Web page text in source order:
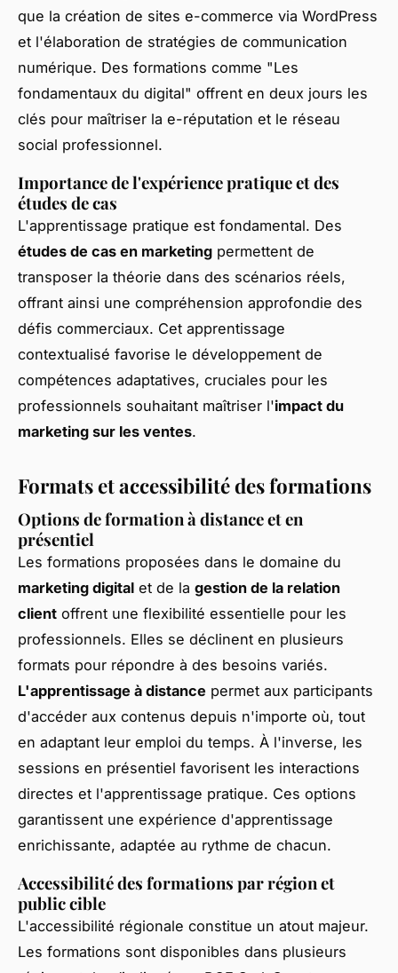
que la création de sites e-commerce via WordPress
et l'élaboration de stratégies de communication
numérique. Des formations comme "Les
fondamentaux du digital" offrent en deux jours les
clés pour maîtriser la e-réputation et le réseau
social professionnel.
Importance de l'expérience pratique et des
études de cas
L'apprentissage pratique est fondamental. Des
études de cas en marketing permettent de
transposer la théorie dans des scénarios réels,
offrant ainsi une compréhension approfondie des
défis commerciaux. Cet apprentissage
contextualisé favorise le développement de
compétences adaptatives, cruciales pour les
professionnels souhaitant maîtriser l'impact du
marketing sur les ventes.
Formats et accessibilité des formations
Options deformation à distanceet en
présentiel
Les formations proposées dans le domaine du
marketing digital et de la gestion de la relation
client offrent une flexibilité essentielle pour les
professionnels. Elles se déclinent en plusieurs
formats pour répondre à des besoins variés.
L'apprentissage à distance permet aux participants
d'accéder aux contenus depuis n'importe où, tout
en adaptant leur emploi du temps. À l'inverse, les
sessions en présentiel favorisent les interactions
directes et l'apprentissage pratique. Ces options
garantissent une expérience d'apprentissage
enrichissante, adaptée au rythme de chacun.
Accessibilité des formations par région et
public cible
L'accessibilité régionale constitue un atout majeur.
Les formations sont disponibles dans plusieurs